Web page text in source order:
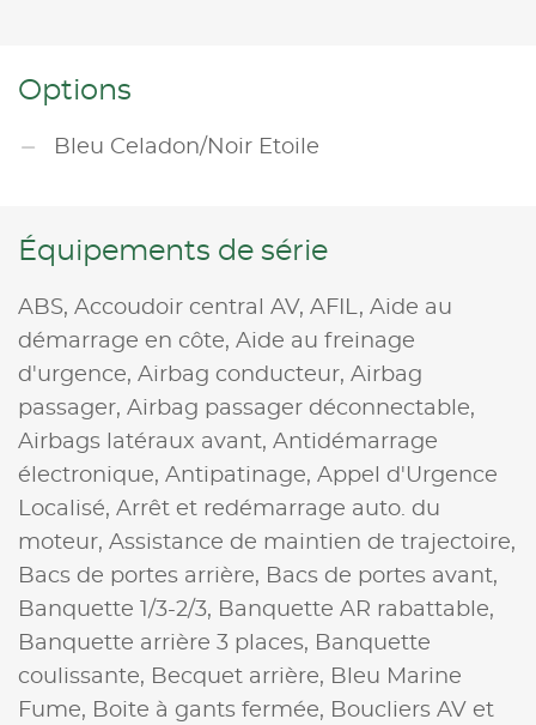
Options
Bleu Celadon/Noir Etoile
Équipements de série
ABS, Accoudoir central AV, AFIL, Aide au
démarrage en côte, Aide au freinage
d'urgence, Airbag conducteur, Airbag
passager, Airbag passager déconnectable,
Airbags latéraux avant, Antidémarrage
électronique, Antipatinage, Appel d'Urgence
Localisé, Arrêt et redémarrage auto. du
moteur, Assistance de maintien de trajectoire,
Bacs de portes arrière, Bacs de portes avant,
Banquette 1/3-2/3, Banquette AR rabattable,
Banquette arrière 3 places, Banquette
coulissante, Becquet arrière, Bleu Marine
Fume, Boite à gants fermée, Boucliers AV et